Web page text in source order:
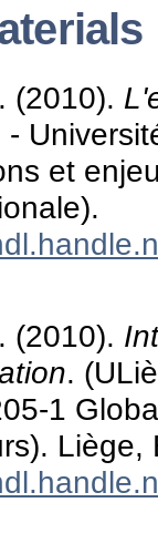
(2010).
-
et
(2010).
.
1
Liège,